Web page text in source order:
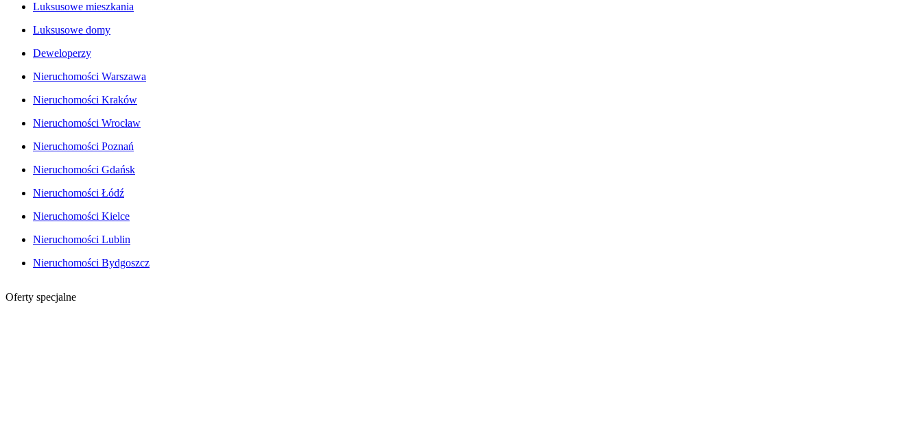
Luksusowe mieszkania
Luksusowe domy
Deweloperzy
Nieruchomości Warszawa
Nieruchomości Kraków
Nieruchomości Wrocław
Nieruchomości Poznań
Nieruchomości Gdańsk
Nieruchomości Łódź
Nieruchomości Kielce
Nieruchomości Lublin
Nieruchomości Bydgoszcz
Oferty specjalne